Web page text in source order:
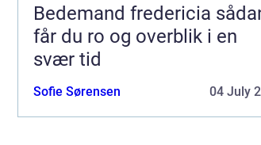
Bedemand fredericia sådan
får du ro og overblik i en
svær tid
Sofie Sørensen 04 July